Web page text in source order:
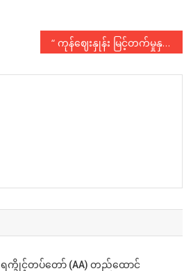
“ ကုန်ဈေးနှုန်း မြင့်တက်မှုနှင့် လူထုအကြပ်အတည်း ”( စကားဝိုင်း )
ရက္ခိုင့်တပ်တော် (AA) တည်ထောင်